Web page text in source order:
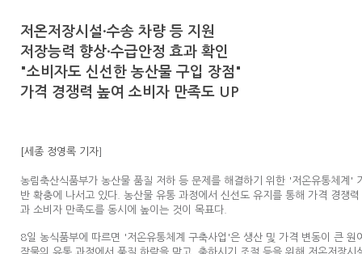
저온저장시설·수송 차량 등 지원
저장능력 향상·수급안정 효과 확인
"소비자도 신선한 농산물 구입 장점"
가격 경쟁력 높여 소비자 만족도 UP
[세종 정영록 기자]
농림축산식품부가 농산물 품질 저하 등 문제를 해결하기 위한 '저온유통체계'
반 확충에 나서고 있다. 농산물 유통 과정에서 신선도 유지를 통해 가격 경쟁력
과 소비자 만족도를 동시에 높이는 것이 목표다.
8일 농식품부에 따르면 '저온유통체계 구축사업'은 생산 및 가격 변동이 큰 원